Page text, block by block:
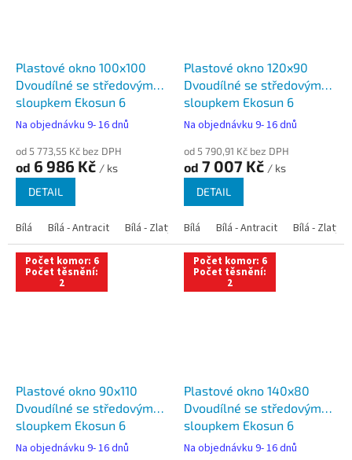
Plastové okno 100x100
Dvoudílné se středovým
sloupkem Ekosun 6
Na objednávku 9- 16 dnů
od 5 773,55 Kč bez DPH
od 6 986 Kč / ks
DETAIL
Bílá Bílá - Antracit Bílá - Zlatý dub Bílá - Tmavý dub Bílá -
Plastové okno 120x90
Dvoudílné se středovým
sloupkem Ekosun 6
Na objednávku 9- 16 dnů
od 5 790,91 Kč bez DPH
od 7 007 Kč / ks
DETAIL
Bílá Bílá - Antracit Bílá - Zlatý
Počet komor: 6
Počet těsnění:
2
Plastové okno 90x110
Dvoudílné se středovým
sloupkem Ekosun 6
Na objednávku 9- 16 dnů
Počet komor: 6
Počet těsnění:
2
Plastové okno 140x80
Dvoudílné se středovým
sloupkem Ekosun 6
Na objednávku 9- 16 dnů